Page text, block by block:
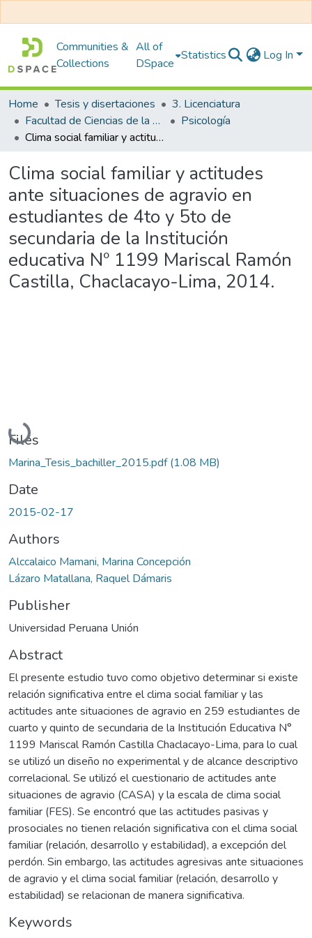
Communities &
Collections
All of
DSpace
Statistics Log In
Home Tesis y disertaciones
3. Licenciatura
Facultad de Ciencias de la Salud
Psicología
Clima social familiar y actitudes ante situaciones de agravio en estudiantes de 4to y 5to de secundaria de la Institución educativa Nº 1199 Mariscal Ramón Castilla, Chaclacayo-Lima, 2014.
Clima social familiar y actitudes
ante situaciones de agravio en
estudiantes de 4to y 5to de
secundaria de la Institución
educativa Nº 1199 Mariscal Ramón
Castilla, Chaclacayo-Lima, 2014.
Loading...
Files
Marina_Tesis_bachiller_2015.pdf(1.08 MB)
Date
2015-02-17
Authors
Alccalaico Mamani, Marina Concepción
Lázaro Matallana, Raquel Dámaris
Publisher
Universidad Peruana Unión
Abstract
El presente estudio tuvo como objetivo determinar si existe
relación significativa entre el clima social familiar y las
actitudes ante situaciones de agravio en 259 estudiantes de
cuarto y quinto de secundaria de la Institución Educativa N°
1199 Mariscal Ramón Castilla Chaclacayo-Lima, para lo cual
se utilizó un diseño no experimental y de alcance descriptivo
correlacional. Se utilizó el cuestionario de actitudes ante
situaciones de agravio (CASA) y la escala de clima social
familiar (FES). Se encontró que las actitudes pasivas y
prosociales no tienen relación significativa con el clima social
familiar (relación, desarrollo y estabilidad), a excepción del
perdón. Sin embargo, las actitudes agresivas ante situaciones
de agravio y el clima social familiar (relación, desarrollo y
estabilidad) se relacionan de manera significativa.
Keywords